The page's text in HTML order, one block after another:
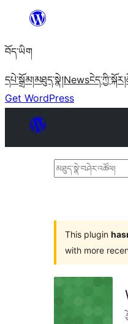
content
བོད་ཡིག
དཔེ་སྒྲོམ།མཐུད་སྣེ།Newsངེད་ཀྱི་སྐོར།
Get WordPress
མཐུད་
འཚོལ།
This plugin
with more